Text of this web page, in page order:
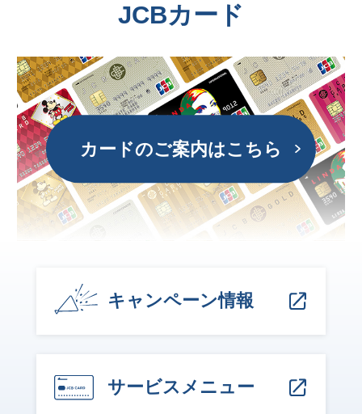
JCBカード
カードのご案内はこちら
キャンペーン情報
サービスメニュー